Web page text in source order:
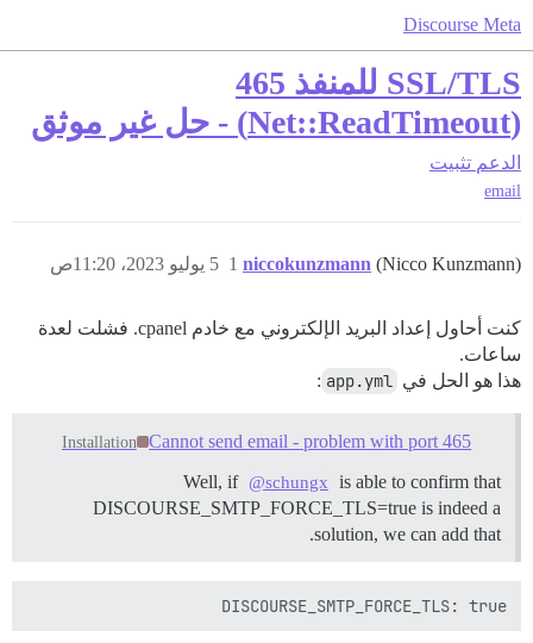
Discourse Meta
SSL/TLS للمنفذ 465
(Net::ReadTimeout) - حل غير موثق
الدعم تثبيت
email
niccokunzmann (Nicco Kunzmann) 5 يوليو 2023، 11:20ص 1
كنت أحاول إعداد البريد الإلكتروني مع خادم cpanel. فشلت لعدة
ساعات.
هذا هو الحل في app.yml
:
Cannot send email - problem with port 465
Installation
Well, if @schungx
is able to confirm that
DISCOURSE_SMTP_FORCE_TLS=true is indeed a
solution, we can add that.
DISCOURSE_SMTP_FORCE_TLS: true